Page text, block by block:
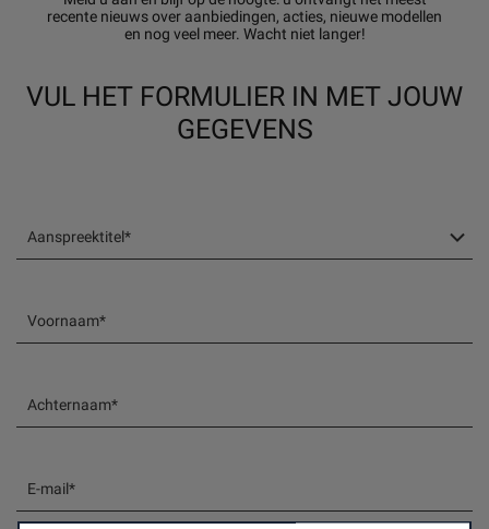
recente nieuws over aanbiedingen, acties, nieuwe modellen
en nog veel meer. Wacht niet langer!
VUL HET FORMULIER IN MET JOUW
GEGEVENS
Aanspreektitel*
Voornaam*
Achternaam*
E-mail*